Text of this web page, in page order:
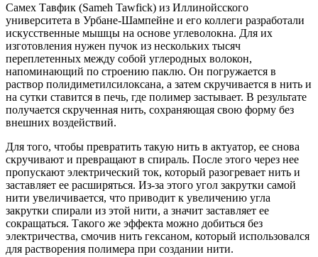
Самех Тавфик (Sameh Tawfick) из Иллинойсского
университета в Урбане-Шампейне и его коллеги разработали
искусственные мышцы на основе углеволокна. Для их
изготовления нужен пучок из нескольких тысяч
переплетенных между собой углеродных волокон,
напоминающий по строению паклю. Он погружается в
раствор полидиметилсилоксана, а затем скручивается в нить и
на сутки ставится в печь, где полимер застывает. В результате
получается скрученная нить, сохраняющая свою форму без
внешних воздействий.
Для того, чтобы превратить такую нить в актуатор, ее снова
скручивают и превращают в спираль. После этого через нее
пропускают электрический ток, который разогревает нить и
заставляет ее расширяться. Из-за этого угол закрутки самой
нити увеличивается, что приводит к увеличению угла
закрутки спирали из этой нити, а значит заставляет ее
сокращаться. Такого же эффекта можно добиться без
электричества, смочив нить гексаном, который использовался
для растворения полимера при создании нити.